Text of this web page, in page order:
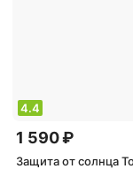
4.4
1 590 ₽
Защита от солнца